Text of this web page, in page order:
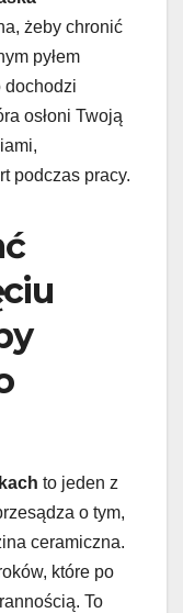
żeby chronić
pyłem
dochodzi
osłoni Twoją
podczas pracy.
to jeden z
o tym,
ceramiczna.
które po
To